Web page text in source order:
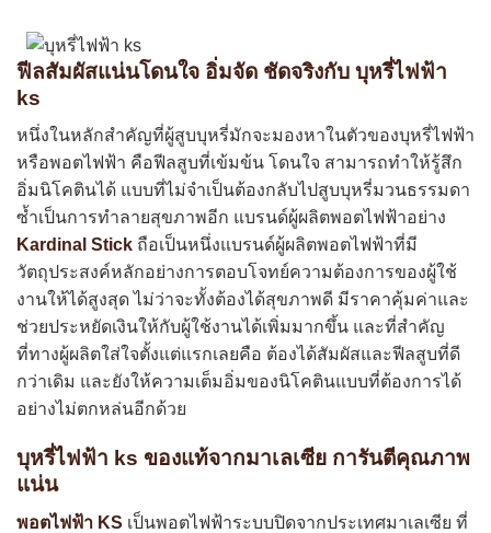
ฟีลสัมผัสแน่นโดนใจ อิ่มจัด ชัดจริงกับ บุหรี่ไฟฟ้า
ks
หนึ่งในหลักสำคัญที่ผู้สูบบุหรี่มักจะมองหาในตัวของบุหรี่ไฟฟ้า
หรือพอตไฟฟ้า คือฟีลสูบที่เข้มข้น โดนใจ สามารถทำให้รู้สึก
อิ่มนิโคตินได้ แบบที่ไม่จำเป็นต้องกลับไปสูบบุหรี่มวนธรรมดา
ซ้ำเป็นการทำลายสุขภาพอีก แบรนด์ผู้ผลิตพอตไฟฟ้าอย่าง
Kardinal Stick ถือเป็นหนึ่งแบรนด์ผู้ผลิตพอตไฟฟ้าที่มี
วัตถุประสงค์หลักอย่างการตอบโจทย์ความต้องการของผู้ใช้
งานให้ได้สูงสุด ไม่ว่าจะทั้งต้องได้สุขภาพดี มีราคาคุ้มค่าและ
ช่วยประหยัดเงินให้กับผู้ใช้งานได้เพิ่มมากขึ้น และที่สำคัญ
ที่ทางผู้ผลิตใส่ใจตั้งแต่แรกเลยคือ ต้องได้สัมผัสและฟีลสูบที่ดี
กว่าเดิม และยังให้ความเต็มอิ่มของนิโคตินแบบที่ต้องการได้
อย่างไม่ตกหล่นอีกด้วย
บุหรี่ไฟฟ้า ks ของแท้จากมาเลเซีย การันตีคุณภาพ
แน่น
พอตไฟฟ้า KS เป็นพอตไฟฟ้าระบบปิดจากประเทศมาเลเซีย ที่